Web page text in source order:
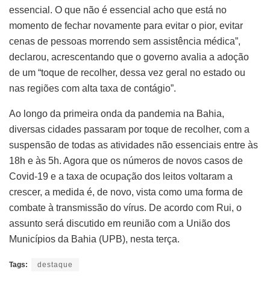
essencial. O que não é essencial acho que está no
momento de fechar novamente para evitar o pior, evitar
cenas de pessoas morrendo sem assistência médica”,
declarou, acrescentando que o governo avalia a adoção
de um “toque de recolher, dessa vez geral no estado ou
nas regiões com alta taxa de contágio”.
Ao longo da primeira onda da pandemia na Bahia,
diversas cidades passaram por toque de recolher, com a
suspensão de todas as atividades não essenciais entre às
18h e às 5h. Agora que os números de novos casos de
Covid-19 e a taxa de ocupação dos leitos voltaram a
crescer, a medida é, de novo, vista como uma forma de
combate à transmissão do vírus. De acordo com Rui, o
assunto será discutido em reunião com a União dos
Municípios da Bahia (UPB), nesta terça.
Tags: destaque